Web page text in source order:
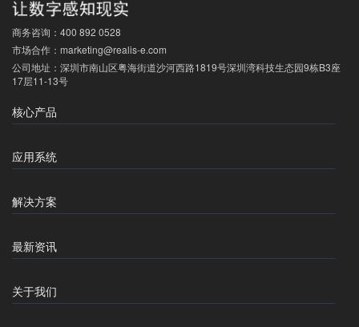
商务咨询： 400 892 0528
市场合作： marketing@realis-e.com
公司地址： 深圳市南山区粤海街道沙河西路1819号深圳湾科技生态园9栋B3座
17层11-13号
核心产品
应用系统
解决方案
最新资讯
关于我们